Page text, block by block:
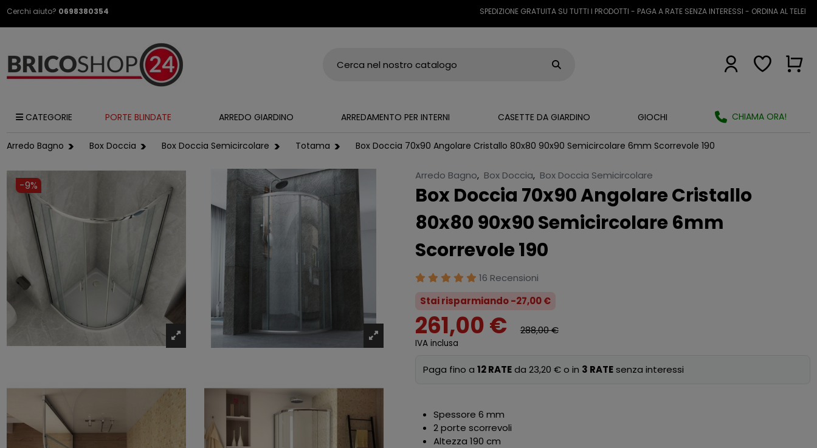
Cerchi aiuto? 0698380354 SPEDIZIONE GRATUITA SU TUTTI I PRODOTTI - PAGA A RATE SENZA INTERESSI - ORDINA AL TELEFONO O
CATEGORIE PORTE BLINDATE ARREDO GIARDINO ARREDAMENTO PER INTERNI CASETTE DA GIARDINO GIOCHI CHIAMA ORA!
Arredo Bagno Box Doccia Box Doccia Semicircolare Totama Box Doccia 70x90 Angolare Cristallo 80x80 90x90 Semicircolare 6mm Scorrevole 190
-9%
Arredo Bagno, Box Doccia, Box Doccia Semicircolare
Box Doccia 70x90 Angolare Cristallo
80x80 90x90 Semicircolare 6mm
Scorrevole 190
16 Recensioni
Stai risparmiando -27,00 €
261,00 € 288,00 €
IVA inclusa
Paga fino a12 RATEda 23,20 € o in 3 RATEsenza interessi
Spessore 6 mm
2 porte scorrevoli
Altezza 190 cm